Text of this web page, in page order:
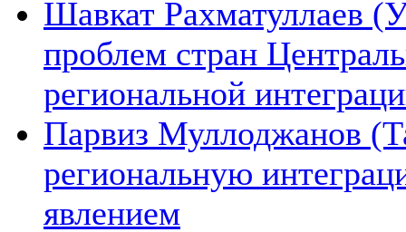
Шавкат Рахматуллаев
проблем стран
региональной
Парвиз Муллоджанов
региональную
явлением